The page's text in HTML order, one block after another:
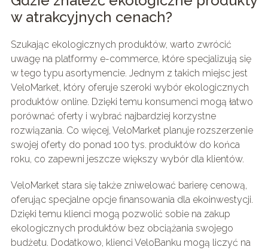
w atrakcyjnych cenach?
Szukając ekologicznych produktów, warto zwrócić
uwagę na platformy e-commerce, które specjalizują się
w tego typu asortymencie. Jednym z takich miejsc jest
VeloMarket, który oferuje szeroki wybór ekologicznych
produktów online. Dzięki temu konsumenci mogą łatwo
porównać oferty i wybrać najbardziej korzystne
rozwiązania. Co więcej, VeloMarket planuje rozszerzenie
swojej oferty do ponad 100 tys. produktów do końca
roku, co zapewni jeszcze większy wybór dla klientów.
VeloMarket stara się także zniwelować barierę cenową,
oferując specjalne opcje finansowania dla ekoinwestycji.
Dzięki temu klienci mogą pozwolić sobie na zakup
ekologicznych produktów bez obciążania swojego
budżetu. Dodatkowo, klienci VeloBanku mogą liczyć na